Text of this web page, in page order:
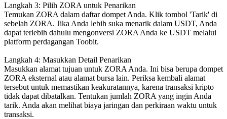
Langkah 3: Pilih ZORA untuk Penarikan
Temukan ZORA dalam daftar dompet Anda. Klik tombol 'Tarik' di
sebelah ZORA. Jika Anda lebih suka menarik dalam USDT, Anda
dapat terlebih dahulu mengonversi ZORA Anda ke USDT melalui
platform perdagangan Toobit.
Langkah 4: Masukkan Detail Penarikan
Masukkan alamat tujuan untuk ZORA Anda. Ini bisa berupa dompet
ZORA eksternal atau alamat bursa lain. Periksa kembali alamat
tersebut untuk memastikan keakuratannya, karena transaksi kripto
tidak dapat dibatalkan. Tentukan jumlah ZORA yang ingin Anda
tarik. Anda akan melihat biaya jaringan dan perkiraan waktu untuk
transaksi.